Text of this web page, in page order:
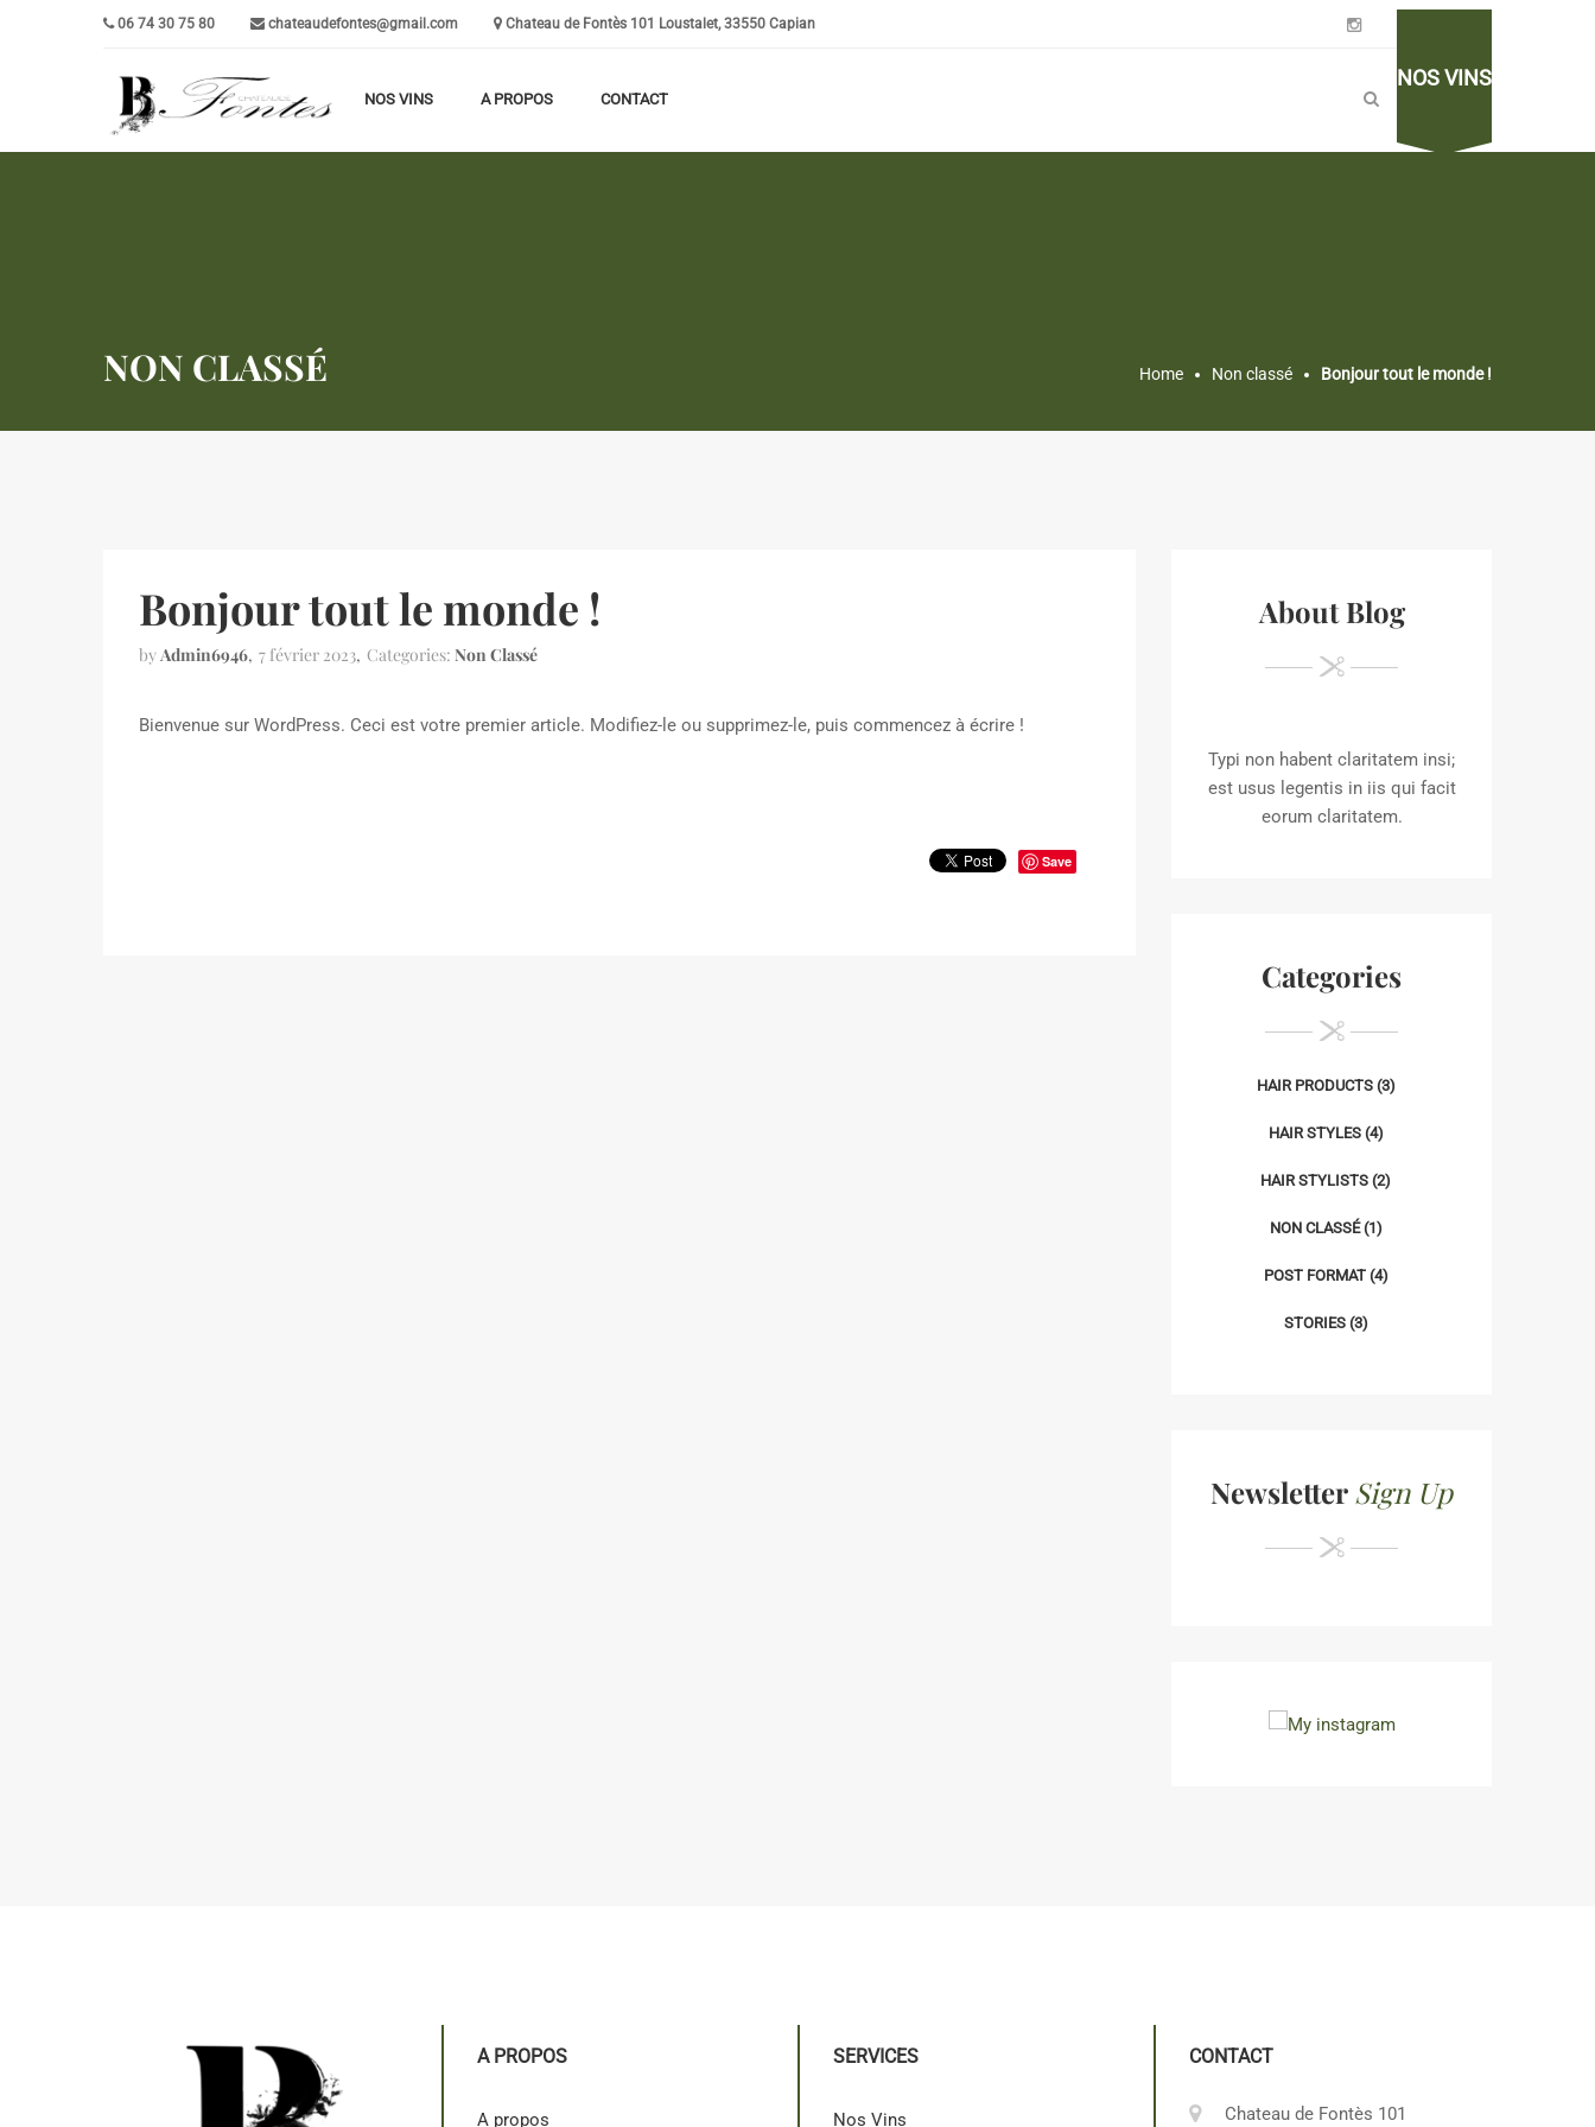
06 74 30 75 80 chateaudefontes@gmail.com Chateau de Fontès 101 Loustalet, 33550 Capian
NOS VINS A PROPOS CONTACT
NOS VINS
NON CLASSÉ Home Non classé Bonjour tout le monde !
Bonjour tout le monde !
byAdmin6946 7 février 2023 Categories: Non Classé
Bienvenue sur WordPress. Ceci est votre premier article. Modifiez-le ou supprimez-le, puis commencez à écrire !
Save
About Blog
Typi non habent claritatem insi;
est usus legentis in iis qui facit
eorum claritatem.
Categories
HAIR PRODUCTS(3)
HAIR STYLES(4)
HAIR STYLISTS (2)
NON CLASSÉ(1)
POST FORMAT(4)
STORIES(3)
Newsletter Sign Up
A PROPOS
A propos
SERVICES
Nos Vins
CONTACT
Chateau de Fontès 101